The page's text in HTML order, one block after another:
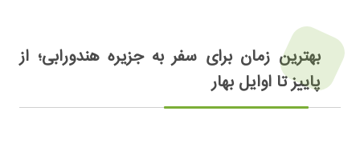
بهترین زمان برای سفر به جزیره هندورابی؛ از
پاییز تا اوایل بهار